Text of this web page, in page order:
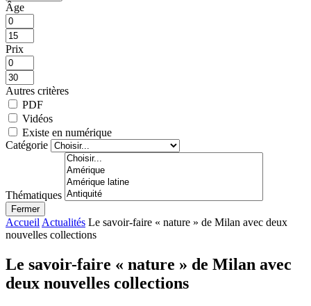
Âge
Prix
Autres critères
PDF
Vidéos
Existe en numérique
Catégorie
Thématiques
Fermer
Accueil Actualités Le savoir-faire « nature » de Milan avec deux
nouvelles collections
Le savoir-faire « nature » de Milan avec
deux nouvelles collections